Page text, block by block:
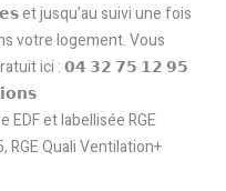
et jusqu’au suivi une fois
votre logement. Vous
ici : 𝟬𝟰 𝟯𝟮 𝟳𝟱 𝟭𝟮 𝟵𝟱
EDF et labellisée RGE
RGE Quali Ventilation+